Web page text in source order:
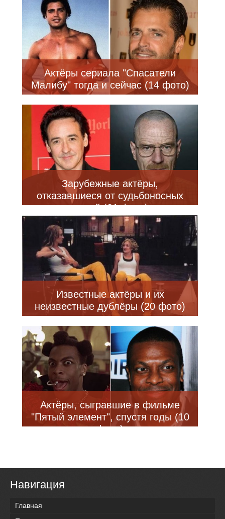
Актёры сериала "Спасатели
Малибу" тогда и сейчас (14 фото)
Зарубежные актёры,
отказавшиеся от судьбоносных
ролей (21 фото)
Известные актёры и их
неизвестные дублёры (20 фото)
Актёры, сыгравшие в фильме
"Пятый элемент", спустя годы (10
фото)
Навигация
Главная